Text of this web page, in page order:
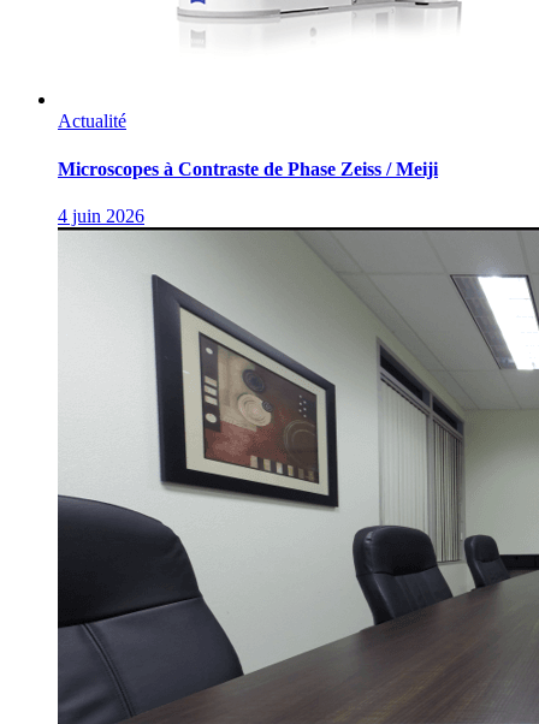
Actualité
Microscopes à Contraste de Phase Zeiss / Meiji
4 juin 2026